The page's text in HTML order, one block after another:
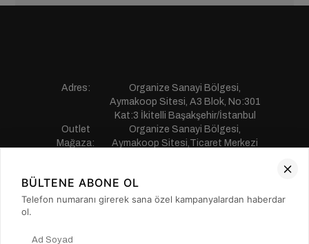
Adres:
Organize Sanayi Bölgesi,
Aymakoop Sitesi, A3 Blok, No:301
Kat:3 İkitelli Başakşehir/İstanbul
Outlet
Mağaza:
Organize Sanayi Bölgesi,
Aymakoop Sitesi,Ticaret Merkezi
Telefon:
0850 441 55 77
E-mail:
musterihizmetleri@saillakers.com.tr
BÜLTENE ABONE OL
Telefon numaranı girerek sana özel kampanyalardan haberdar
ol.